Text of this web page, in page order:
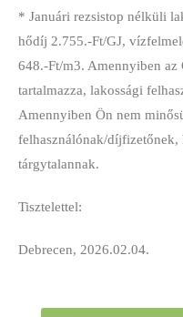
* Januári rezsistop nélküli
hődíj 2.755.-Ft/GJ,
648.-Ft/m3. Amennyiben az
tartalmazza, lakossági
Amennyiben Ön nem
felhasználónak/
tárgytalannak.
Tisztelettel:
Debrecen, 2026.02.04.